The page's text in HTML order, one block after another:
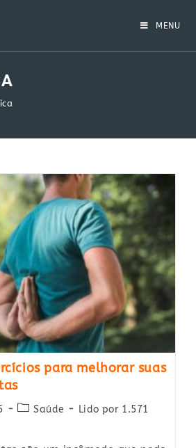
MENU
para melhorar suas
PostSaúde Lido por 1.571